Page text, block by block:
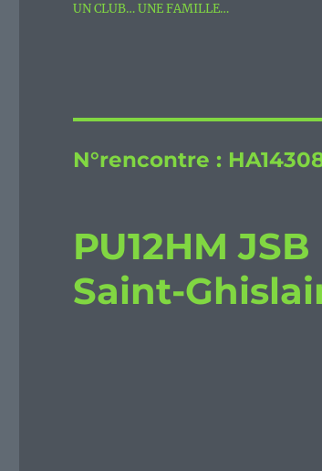
UN CLUB… UNE FAMILLE…
N°rencontre :
PU12HM
Saint-